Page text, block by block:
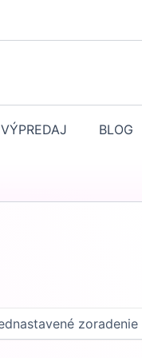
VÝPREDAJ BLOG